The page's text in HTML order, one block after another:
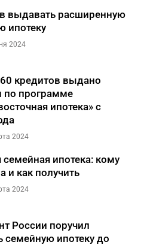
выдавать расширенную
ипотеку
2024
кредитов выдано
по программе
ипотека» с
2024
семейная ипотека: кому
и как получить
2024
России поручил
семейную ипотеку до